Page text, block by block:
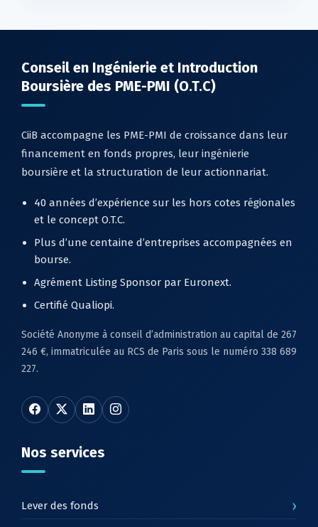
Conseil en Ingénierie et Introduction
Boursière des PME-PMI (O.T.C)
CiiB accompagne les PME-PMI de croissance dans leur
financement en fonds propres, leur ingénierie
boursière et la structuration de leur actionnariat.
40 années d’expérience sur les hors cotes régionales
et le concept O.T.C.
Plus d’une centaine d’entreprises accompagnées en
bourse.
Agrément Listing Sponsor par Euronext.
Certifié Qualiopi.
Société Anonyme à conseil d’administration au capital de 267
246 €, immatriculée au RCS de Paris sous le numéro 338 689
227.
Nos services
Lever des fonds ›